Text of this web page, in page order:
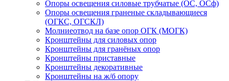
Опоры освещения силовые трубчатые (ОС, ОСф)
Опоры освещения граненые складывающиеся
(ОГКС, ОГСКЛ)
Молниеотвод на базе опор ОГК (МОГК)
Кронштейны для силовых опор
Кронштейны для гранёных опор
Кронштейны приставные
Кронштейны декоративные
Кронштейны на ж/б опору